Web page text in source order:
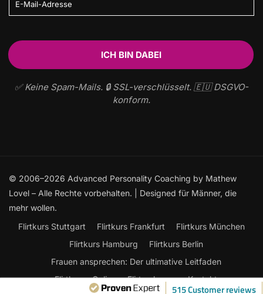
✅ Keine Spam-Mails. 🔒 SSL-verschlüsselt. 🇪🇺 DSGVO-
konform.
515 Customer reviews
© 2006–2026 Advanced Personality Coaching by Mathew
Lovel – Alle Rechte vorbehalten. | Designed für Männer, die
mehr wollen.
Flirtkurs Stuttgart
Flirtkurs Frankfurt
Flirtkurs München
Flirtkurs Hamburg
Flirtkurs Berlin
Frauen ansprechen: Der ultimative Leitfaden
Flirtkurse Online
Flirten lernen Kontakt